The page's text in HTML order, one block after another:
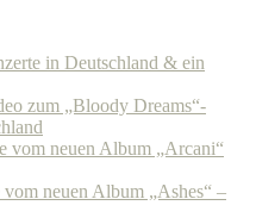
in Deutschland & ein
zum „Bloody Dreams“-
vom neuen Album „Arcani“
neuen Album „Ashes“ –